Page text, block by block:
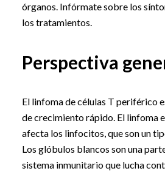
órganos. Infórmate sobre los
los tratamientos.
Perspectiva
El linfoma de células T periférico
de crecimiento rápido. El linfoma
afecta los linfocitos, que son un
Los glóbulos blancos son una
sistema inmunitario que lucha